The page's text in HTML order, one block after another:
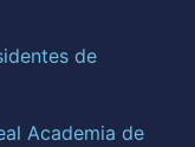
de
Academia de